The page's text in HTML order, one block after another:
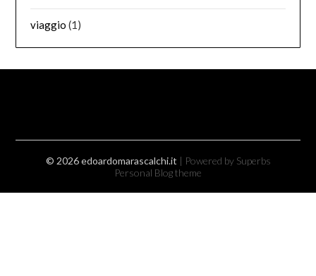
viaggio (1)
© 2026 edoardomarascalchi.it | Powered by Superbs
Personal Blog theme